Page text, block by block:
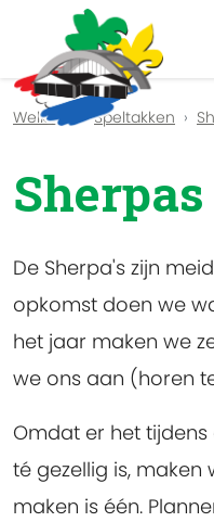
Previous
Welkom Speltakken
Sherpas
De Sherpa's zijn
opkomst doen we
het jaar maken we
we ons aan (horen
Omdat er het
té gezellig is,
maken is één.